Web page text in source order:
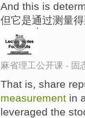
And this is
但它是通过测量得
麻省理工公开课 - 固
That is, share
measurement in
leveraged the